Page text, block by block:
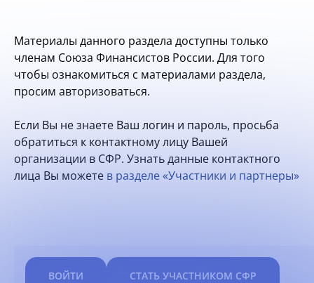
опытом
Вступить
Материалы данного раздела доступны только
членам Союза Финансистов России. Для того
чтобы ознакомиться с материалами раздела,
просим авторизоваться.
Если Вы не знаете Ваш логин и пароль, просьба
обратиться к контактному лицу Вашей
организации в СФР. Узнать данные контактного
лица Вы можете в разделе «Участники и партнеры»
ВОЙТИ СТАТЬ УЧАСТНИКОМ СФР